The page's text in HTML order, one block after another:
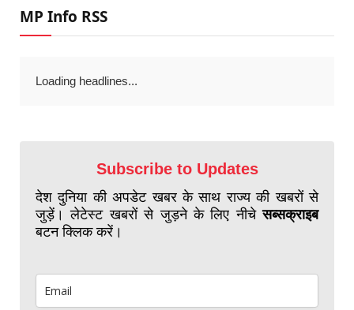
MP Info RSS
Loading headlines...
Subscribe to Updates
देश दुनिया की अपडेट खबर के साथ राज्य की खबरों से
जुड़ें। लेटेस्ट खबरों से जुड़ने के लिए नीचेसब्सक्राइब
बटन क्लिक करें।